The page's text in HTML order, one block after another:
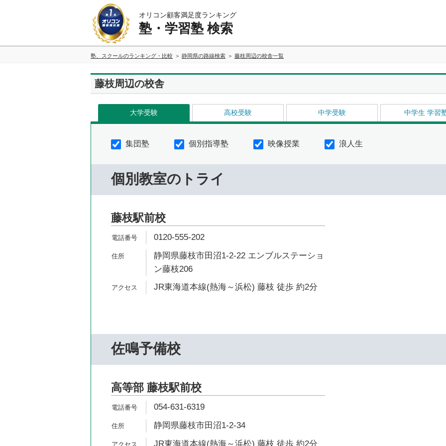
オリコン顧客満足度ランキング
塾・学習塾 検索
塾、スクールのランキング・比較 静岡県の路線検索 藤枝周辺の校舎一覧
藤枝周辺の校舎
大学受験 高校受験 中学受験 中学生 学習
集団塾 個別指導塾 映像授業 浪人生
個別教室のトライ
藤枝駅前校
0120-555-202
静岡県藤枝市田沼1-2-22 エンブルステーショ
ン藤枝206
JR東海道本線(熱海～浜松) 藤枝 徒歩 約2分
佐鳴予備校
高等部 藤枝駅前校
054-631-6319
静岡県藤枝市田沼1-2-34
JR東海道本線(熱海～浜松) 藤枝 徒歩 約2分